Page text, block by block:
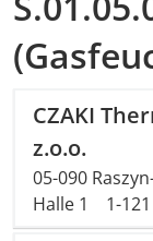
CZAKI
z.o.o.
05-090
Halle 1
1-121